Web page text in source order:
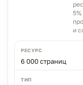
и
РЕСУРС
6 000 страниц
ТИП